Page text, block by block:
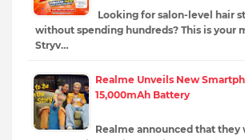
Looking for salon-level hair
without spending hundreds? This is your
Stryv…
Realme Unveils New
15,000mAh Battery
Realme announced that